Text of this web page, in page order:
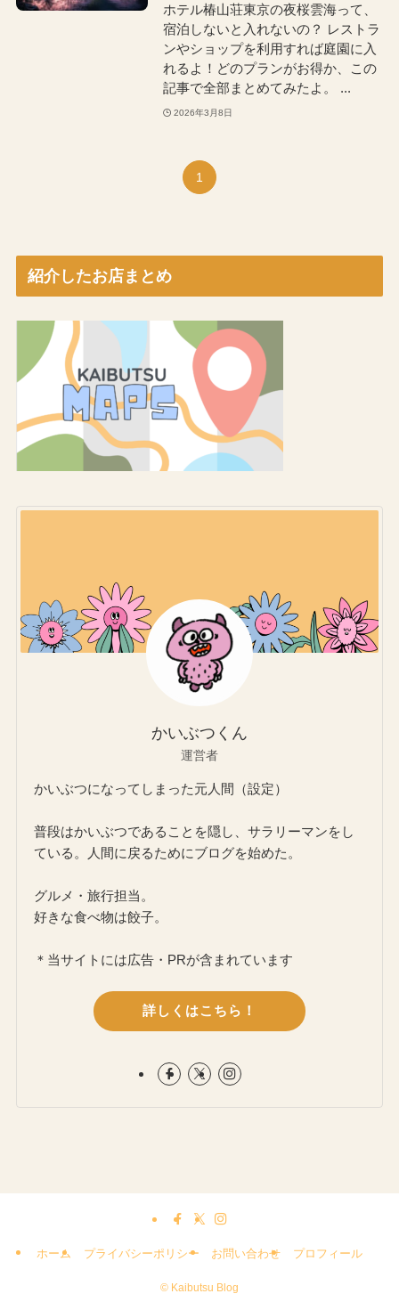
ホテル椿山荘東京の夜桜雲海って、
宿泊しないと入れないの？ レストラ
ンやショップを利用すれば庭園に入
れるよ！どのプランがお得か、この
記事で全部まとめてみたよ。 ...
2026年3月8日
1
紹介したお店まとめ
かいぶつくん
運営者
かいぶつになってしまった元人間（設定）
普段はかいぶつであることを隠し、サラリーマンをし
ている。人間に戻るためにブログを始めた。
グルメ・旅行担当。
好きな食べ物は餃子。
＊当サイトには広告・PRが含まれています
詳しくはこちら！
ホーム プライバシーポリシー お問い合わせ プロフィール
© Kaibutsu Blog